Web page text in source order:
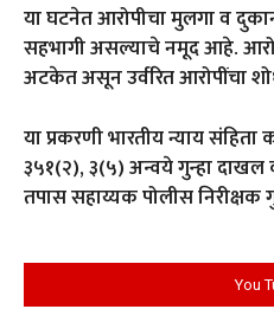
या घटनेत आरोपीचा मुलगा व
सहभागी असल्याचे नमूद आहे.
अटकेत असून उर्वरित आरोपींचा
या प्रकरणी भारतीय न्याय
३५१(२), ३(५) अन्वये गुन्हा
तपास सहाय्यक पोलीस
You